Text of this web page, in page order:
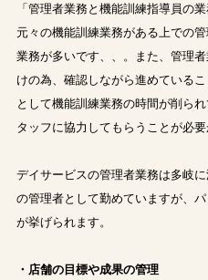
「管理者業務と機能訓練指導員の
元々の機能訓練業務がある上での
業務が多いです、、。また、管理
けの為、確認しながら進めている
として機能訓練業務の時間が削ら
タッフに協力してもらうことが必
デイサービスの管理者業務は多岐
の管理者として勤めていますが、
が挙げられます。
・店舗の目標や成果の管理